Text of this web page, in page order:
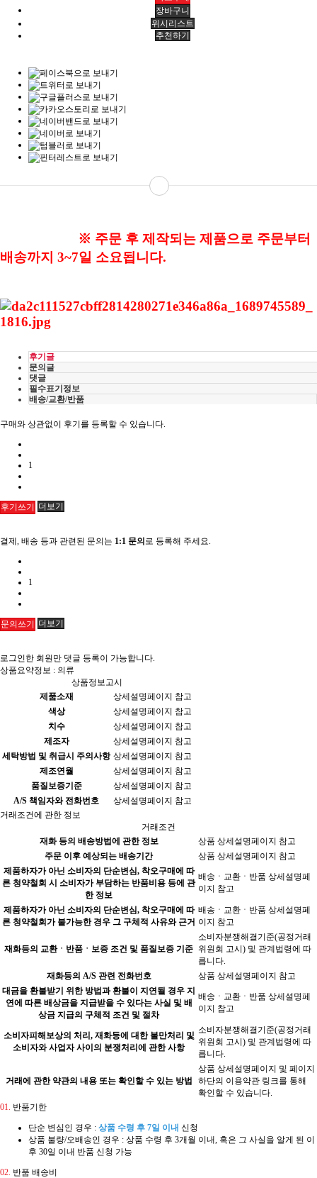
위시리스트
추천하기
※ 주문 후 제작되는 제품으로 주문부터
배송까지 3~7일 소요됩니다.
후기글
문의글
댓글
필수표기정보
배송/교환/반품
구매와 상관없이 후기를 등록할 수 있습니다.
1
후기쓰기 더보기
결제, 배송 등과 관련된 문의는 1:1 문의 로 등록해 주세요.
1
문의쓰기 더보기
로그인한 회원만 댓글 등록이 가능합니다.
상품요약정보 : 의류
상품정보고시
제품소재
상세설명페이지 참고
색상
상세설명페이지 참고
치수
상세설명페이지 참고
제조자
상세설명페이지 참고
세탁방법 및 취급시 주의사항 상세설명페이지 참고
제조연월
상세설명페이지 참고
품질보증기준
상세설명페이지 참고
A/S 책임자와 전화번호
상세설명페이지 참고
거래조건에 관한 정보
거래조건
재화 등의 배송방법에 관한 정보
상품 상세설명페이지 참고
주문 이후 예상되는 배송기간
상품 상세설명페이지 참고
제품하자가 아닌 소비자의 단순변심, 착오구매에 따
른 청약철회 시 소비자가 부담하는 반품비용 등에 관
한 정보
배송ㆍ교환ㆍ반품 상세설명페
이지 참고
제품하자가 아닌 소비자의 단순변심, 착오구매에 따
른 청약철회가 불가능한 경우 그 구체적 사유와 근거
배송ㆍ교환ㆍ반품 상세설명페
이지 참고
재화등의 교환ㆍ반품ㆍ보증 조건 및 품질보증 기준
소비자분쟁해결기준(공정거래
위원회 고시) 및 관계법령에 따
릅니다.
재화등의 A/S 관련 전화번호
상품 상세설명페이지 참고
대금을 환불받기 위한 방법과 환불이 지연될 경우 지
연에 따른 배상금을 지급받을 수 있다는 사실 및 배
상금 지급의 구체적 조건 및 절차
배송ㆍ교환ㆍ반품 상세설명페
이지 참고
소비자피해보상의 처리, 재화등에 대한 불만처리 및
소비자와 사업자 사이의 분쟁처리에 관한 사항
소비자분쟁해결기준(공정거래
위원회 고시) 및 관계법령에 따
릅니다.
거래에 관한 약관의 내용 또는 확인할 수 있는 방법
상품 상세설명페이지 및 페이지
하단의 이용약관 링크를 통해
확인할 수 있습니다.
01.
반품기한
단순 변심인 경우 : 상품 수령 후 7일 이내 신청
상품 불량/오배송인 경우 : 상품 수령 후 3개월 이내, 혹은 그 사실을 알게 된 이
후 30일 이내 반품 신청 가능
02. 반품 배송비